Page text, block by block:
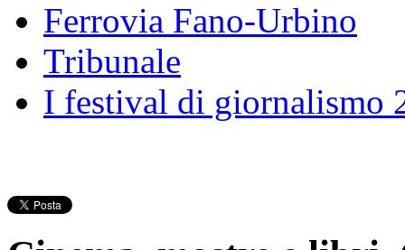
Ferrovia Fano-Urbino
Tribunale
I festival di giornalismo